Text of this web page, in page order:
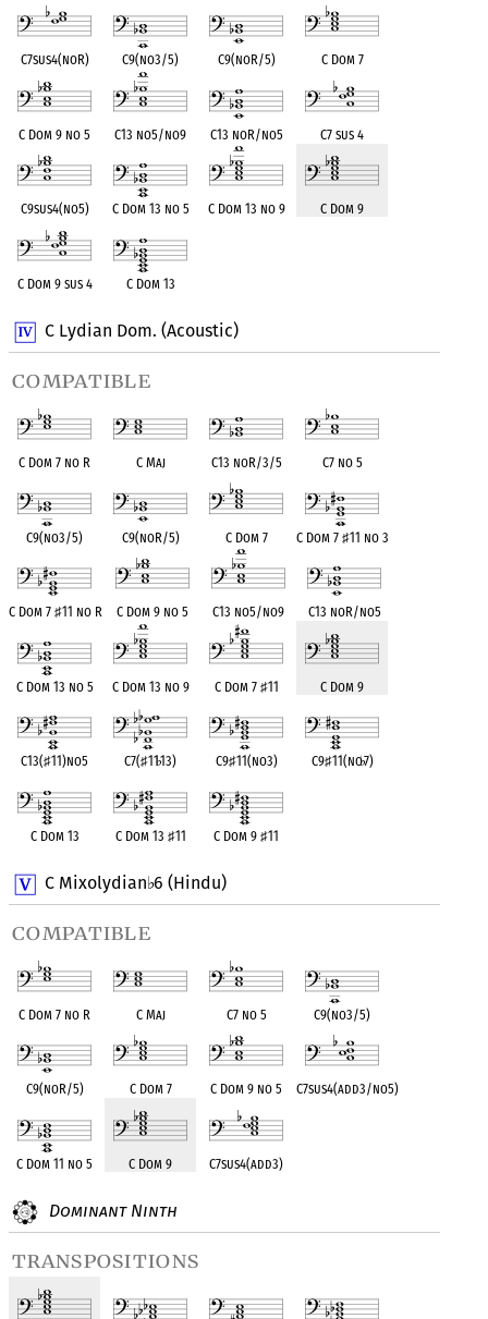
C7sus4(noR) C9(no3/5) C9(noR/5) C Dom 7
C Dom 9 no 5 C13 no5/no9 C13 noR/no5 C7 sus 4
C9sus4(no5) C Dom 13 no 5 C Dom 13 no 9 C Dom 9
C Dom 9 sus 4 C Dom 13
C Lydian Dom. (Acoustic)
compatible
C Dom 7 no R C Maj C13 noR/3/5 C7 no 5
C9(no3/5) C9(noR/5) C Dom 7 C Dom 7♯11 no 3
C Dom 7 ♯11 no R C Dom 9 no 5 C13 no5/no9 C13 noR/no5
C Dom 13 no 5 C Dom 13 no 9 C Dom 7 ♯11 C Dom 9
C13(♯11)no5 C7(♯11♭13) C9♯11(no3) C9♯11(no♭7)
C Dom 13 C Dom 13 ♯11 C Dom 9♯11
C Mixolydian♭6 (Hindu)
compatible
C Dom 7 no R C Maj C7 no 5 C9(no3/5)
C9(noR/5) C Dom 7 C Dom 9 no 5 C7sus4(add3/no5)
C Dom 11 no 5 C Dom 9 C7sus4(add3)
Dominant Ninth
transpositions